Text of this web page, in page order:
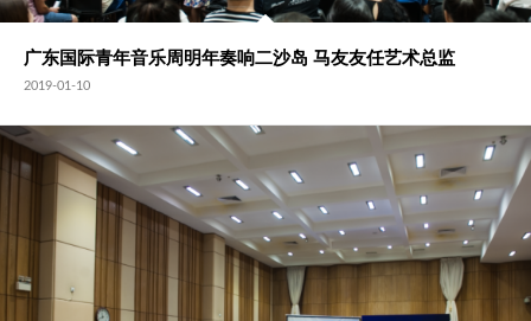
广东国际青年音乐周明年奏响二沙岛 马友友任艺术总监
2019-01-10